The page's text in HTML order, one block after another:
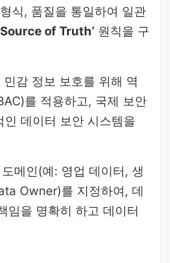
식, 품질을 통일하여 일관
of Truth’ 원칙을 구
민감 정보 보호를 위해 역
를 적용하고, 국제 보안
데이터 보안 시스템을
도메인(예: 영업 데이터, 생
Owner)를 지정하여, 데
임을 명확히 하고 데이터